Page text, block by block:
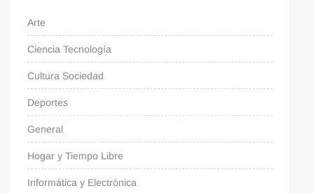
Arte
Ciencia Tecnología
Cultura Sociedad
Deportes
General
Hogar y Tiempo Libre
Informática y Electrónica